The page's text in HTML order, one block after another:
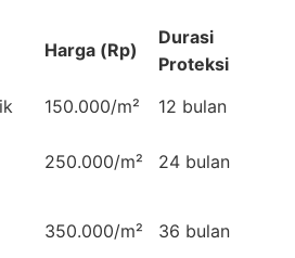
Harga (Rp)
Durasi
Proteksi
150.000/m²
12 bulan
250.000/m² 24 bulan
350.000/m² 36 bulan